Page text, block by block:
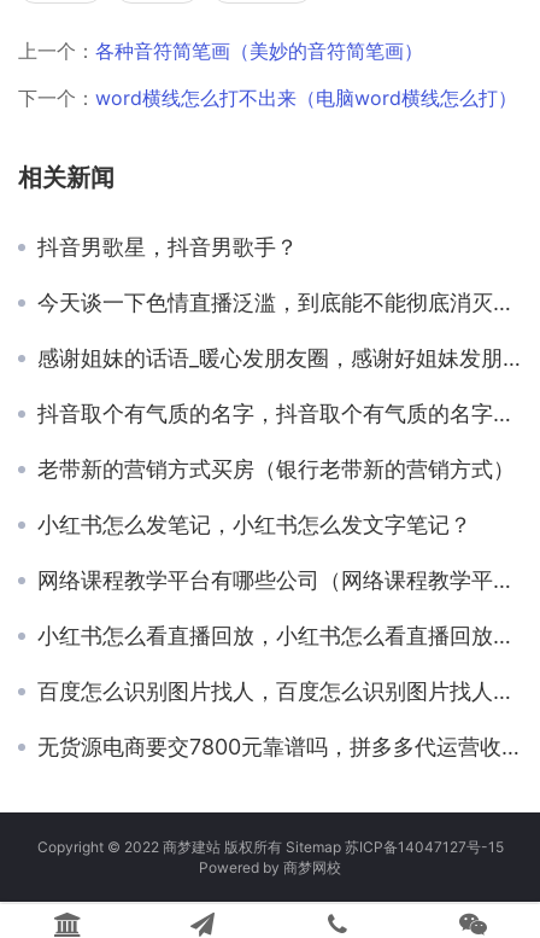
上一个： 各种音符简笔画（美妙的音符简笔画）
下一个： word横线怎么打不出来（电脑word横线怎么打）
相关新闻
抖音男歌星，抖音男歌手？
今天谈一下色情直播泛滥，到底能不能彻底消灭。我有建议
感谢姐妹的话语_暖心发朋友圈，感谢好姐妹发朋友圈的话语？
抖音取个有气质的名字，抖音取个有气质的名字两个字带颖？
老带新的营销方式买房（银行老带新的营销方式）
小红书怎么发笔记，小红书怎么发文字笔记？
网络课程教学平台有哪些公司（网络课程教学平台有哪些平台）
小红书怎么看直播回放，小红书怎么看直播回放你关注的人？
百度怎么识别图片找人，百度怎么识别图片找人的位置？
无货源电商要交7800元靠谱吗，拼多多代运营收费标准？
Copyright © 2022 商梦建站 版权所有 Sitemap 苏ICP备14047127号-15
Powered by 商梦网校